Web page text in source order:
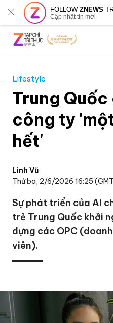
FOLLOWZNEWS
Cập nhật tin mới
Lifestyle
Trung
công ty
hết'
Linh Vũ
Thứ ba, 2/6/2026 16:25
Sự phát triển của AI
trẻ Trung Quốc khởi
dựng các OPC
viên).